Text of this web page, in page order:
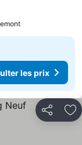
les prix
Partager